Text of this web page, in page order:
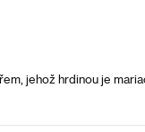
jehož hrdinou je